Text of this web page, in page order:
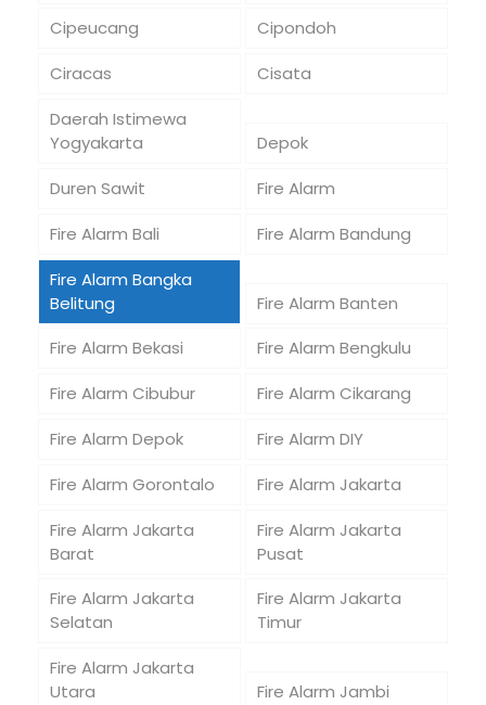
Cipeucang
Cipondoh
Ciracas
Cisata
Daerah Istimewa
Yogyakarta
Depok
Duren Sawit
Fire Alarm
Fire Alarm Bali
Fire Alarm Bandung
Fire Alarm Bangka
Belitung
Fire Alarm Banten
Fire Alarm Bekasi
Fire Alarm Bengkulu
Fire Alarm Cibubur
Fire Alarm Cikarang
Fire Alarm Depok
Fire Alarm DIY
Fire Alarm Gorontalo
Fire Alarm Jakarta
Fire Alarm Jakarta
Barat
Fire Alarm Jakarta
Pusat
Fire Alarm Jakarta
Selatan
Fire Alarm Jakarta
Timur
Fire Alarm Jakarta
Utara
Fire Alarm Jambi